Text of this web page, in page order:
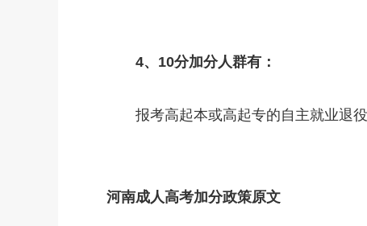
4、10分加分人群有：
报考高起本或高起专的自主就业退役
河南成人高考加分政策原文